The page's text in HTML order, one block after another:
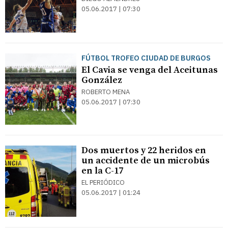
05.06.2017 | 07:30
FÚTBOL TROFEO CIUDAD DE BURGOS
El Cavia se venga del Aceitunas
González
ROBERTO MENA
05.06.2017 | 07:30
Dos muertos y 22 heridos en
un accidente de un microbús
en la C-17
EL PERIÓDICO
05.06.2017 | 01:24